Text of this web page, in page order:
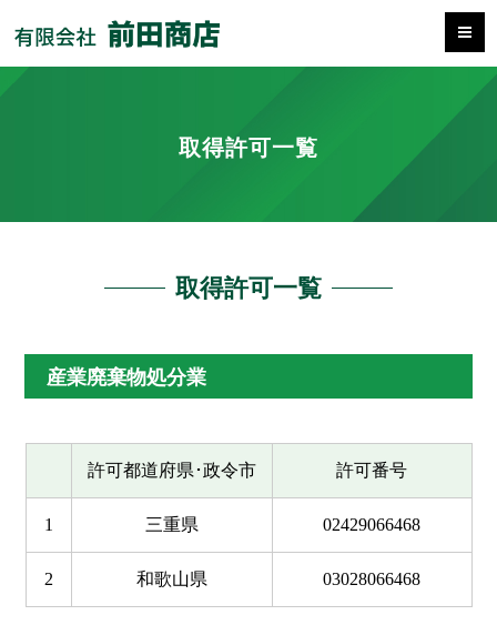
取得許可一覧
取得許可一覧
産業廃棄物処分業
許可都道府県･政令市 許可番号
1 三重県 02429066468
2 和歌山県 03028066468